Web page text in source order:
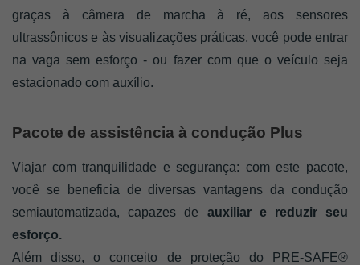
graças à câmera de marcha à ré, aos sensores
ultrassônicos e às visualizações práticas, você pode entrar
na vaga sem esforço - ou fazer com que o veículo seja
estacionado com auxílio.
Pacote de assistência à condução Plus
Viajar com tranquilidade e segurança: com este pacote,
você se beneficia de diversas vantagens da condução
semiautomatizada, capazes de auxiliar e reduzir seu
esforço.
Além disso, o conceito de proteção do PRE-SAFE®